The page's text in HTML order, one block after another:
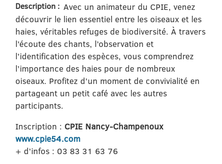
Description : Avec un animateur du CPIE, venez
découvrir le lien essentiel entre les oiseaux et les
haies, véritables refuges de biodiversité. À travers
l’écoute des chants, l’observation et
l’identification des espèces, vous comprendrez
l’importance des haies pour de nombreux
oiseaux. Profitez d’un moment de convivialité en
partageant un petit café avec les autres
participants.
Inscription : CPIE Nancy-Champenoux
www.cpie54.com
+ d’infos : 03 83 31 63 76